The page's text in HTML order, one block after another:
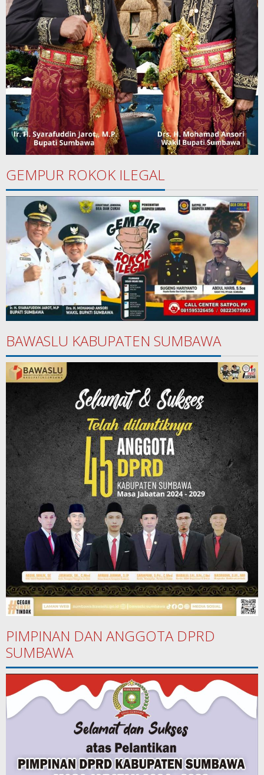
GEMPUR ROKOK ILEGAL
BAWASLU KABUPATEN SUMBAWA
PIMPINAN DAN ANGGOTA DPRD
SUMBAWA